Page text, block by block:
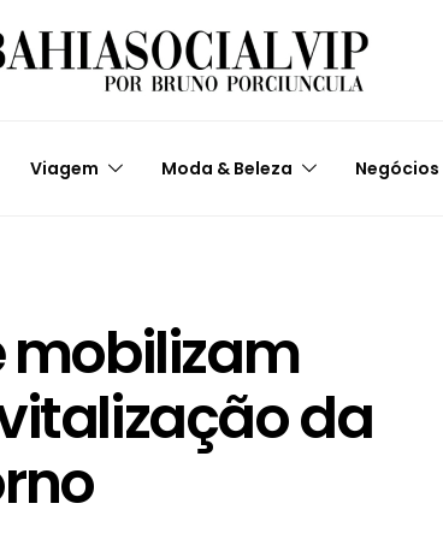
Viagem Moda & Beleza Negócios
mobilizam
da